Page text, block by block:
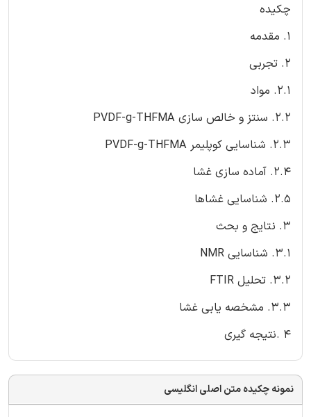
چکیده
1. مقدمه
2. تجربی
2.1. مواد
2.2. سنتز و خالص سازی PVDF-g-THFMA
2.3. شناسایی کوپلیمر PVDF-g-THFMA
2.4. آماده سازی غشا
2.5. شناسایی غشاها
3. نتایج و بحث
3.1. شناسایی NMR
3.2. تحلیل FTIR
3.3. مشخصه یابی غشا
4 .نتیجه گیری
نمونه چکیده متن اصلی انگلیسی